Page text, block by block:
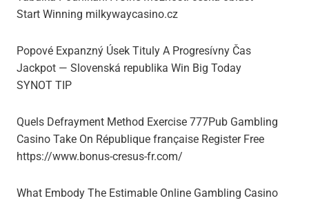
Start Winning milkywaycasino.cz
Popové Expanzný Úsek Tituly A Progresívny Čas
Jackpot — Slovenská republika Win Big Today
SYNOT TIP
Quels Defrayment Method Exercise 777Pub Gambling
Casino Take On République française Register Free
https://www.bonus-cresus-fr.com/
What Embody The Estimable Online Gambling Casino